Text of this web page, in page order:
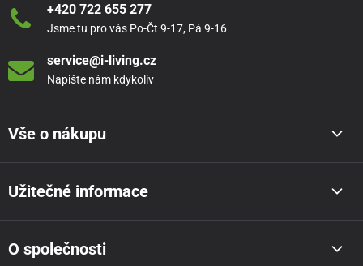
+420 722 655 277
Jsme tu pro vás Po-Čt 9-17, Pá 9-16
service@i-living.cz
Napište nám kdykoliv
Vše o nákupu
Užitečné informace
O společnosti